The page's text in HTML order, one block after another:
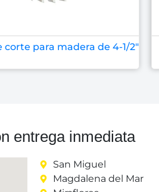
corte para madera de 4-1/2″
entrega inmediata
San Miguel
Magdalena del Mar